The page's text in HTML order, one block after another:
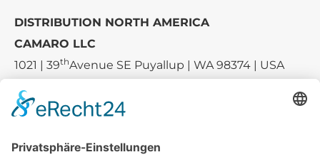
DISTRIBUTION NORTH AMERICA
CAMARO LLC
1021 | 39thAvenue SE Puyallup | WA 98374 | USA
Tel.:+1 253-867-57 35